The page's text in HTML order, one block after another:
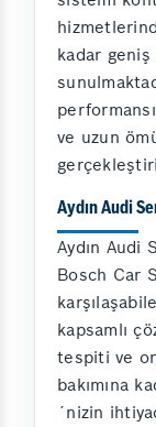
kadar
ve uzun
Aydın Audi
Aydın Audi
Bosch Car
kapsamlı
tespiti ve
bakımına
´nizin